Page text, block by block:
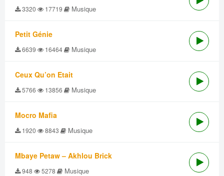
3320 17719 Musique
Petit Génie
6639 16464 Musique
Ceux Qu’on Etait
5766 13856 Musique
Mocro Mafia
1920 8843 Musique
Mbaye Petaw – Akhlou Brick
948 5278 Musique